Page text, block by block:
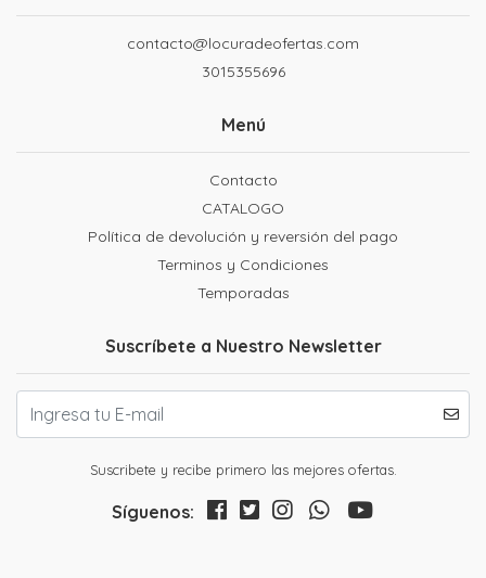
contacto@locuradeofertas.com
3015355696
Menú
Contacto
CATALOGO
Política de devolución y reversión del pago
Terminos y Condiciones
Temporadas
Suscríbete a Nuestro Newsletter
Suscribete y recibe primero las mejores ofertas.
Síguenos: